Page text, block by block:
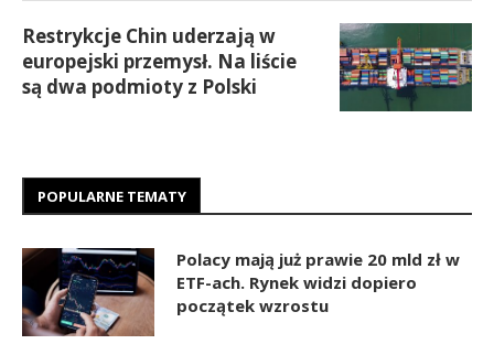
Restrykcje Chin uderzają w
europejski przemysł. Na liście
są dwa podmioty z Polski
POPULARNE TEMATY
Polacy mają już prawie 20 mld zł w
ETF-ach. Rynek widzi dopiero
początek wzrostu